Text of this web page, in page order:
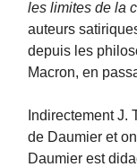
les limites de la
auteurs
depuis les
Macron, en
Indirectement J.
de Daumier et
Daumier est